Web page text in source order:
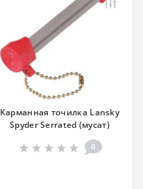
Карманная точилка Lansky
Spyder Serrated (мусат)
0